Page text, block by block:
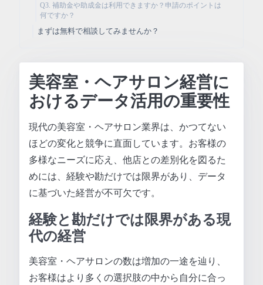
Q3. 補助金や助成金は利用できますか？申請のポイントは
何ですか？
まずは無料で相談してみませんか？
美容室・ヘアサロン経営に
おけるデータ活用の重要性
現代の美容室・ヘアサロン業界は、かつてない
ほどの変化と競争に直面しています。お客様の
多様なニーズに応え、他店との差別化を図るた
めには、経験や勘だけでは限界があり、データ
に基づいた経営が不可欠です。
経験と勘だけでは限界がある現
代の経営
美容室・ヘアサロンの数は増加の一途を辿り、
お客様はより多くの選択肢の中から自分に合っ